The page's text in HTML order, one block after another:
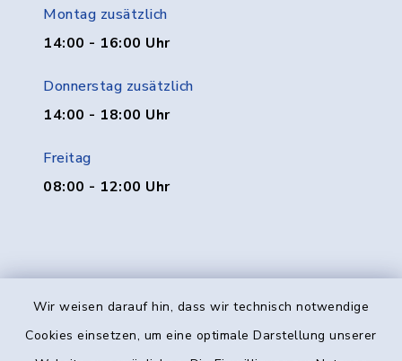
Wir weisen darauf hin, dass wir technisch notwendige
Cookies einsetzen, um eine optimale Darstellung unserer
Montag zusätzlich
14:00 - 16:00 Uhr
Donnerstag zusätzlich
14:00 - 18:00 Uhr
Freitag
08:00 - 12:00 Uhr
Kontakt